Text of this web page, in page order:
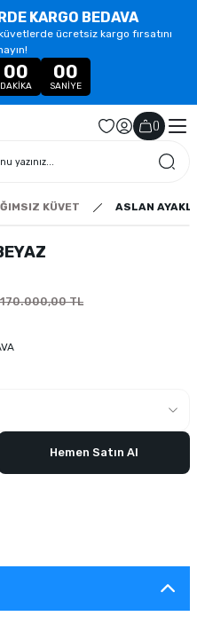
KARGO BEDAVA
ücretsiz kargo fırsatını
00
DAKIKA
00
SANIYE
()
KÜVET ASLAN
170.000,00 TL
Hemen Satın Al